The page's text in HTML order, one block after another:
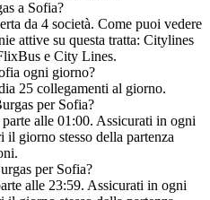
a Sofia?
da 4 società. Come puoi vedere
attive su questa tratta: Citylines
e City Lines.
ogni giorno?
25 collegamenti al giorno.
per Sofia?
alle 01:00. Assicurati in ogni
giorno stesso della partenza
per Sofia?
alle 23:59. Assicurati in ogni